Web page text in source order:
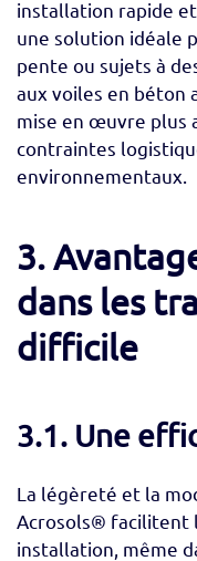
installation rapide
une solution idéale
pente ou sujets à
aux voiles en béton
mise en œuvre plus
contraintes
environnementaux.
3.
dans les
difficile
3.1. Une
La légèreté et la
Acrosols®
installation, même